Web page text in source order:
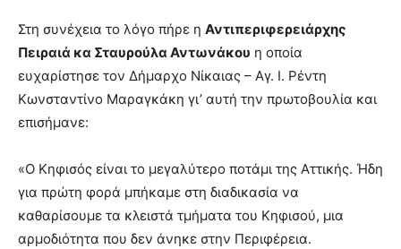
Στη συνέχεια το λόγο πήρε η Αντιπεριφερειάρχης
Πειραιά κα Σταυρούλα Αντωνάκου η οποία
ευχαρίστησε τον Δήμαρχο Νίκαιας – Αγ. Ι. Ρέντη
Κωνσταντίνο Μαραγκάκη γι’ αυτή την πρωτοβουλία και
επισήμανε:
«Ο Κηφισός είναι το μεγαλύτερο ποτάμι της Αττικής. Ήδη
για πρώτη φορά μπήκαμε στη διαδικασία να
καθαρίσουμε τα κλειστά τμήματα του Κηφισού, μια
αρμοδιότητα που δεν άνηκε στην Περιφέρεια.